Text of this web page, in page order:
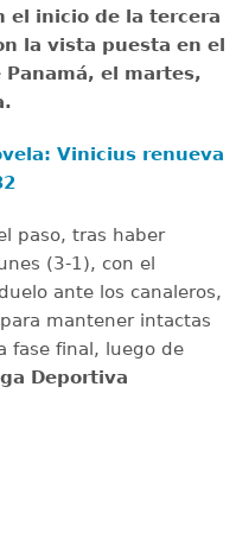
el inicio de la tercera
la vista puesta en el
Panamá, el martes,
Vinicius renueva
paso, tras haber
(3-1), con el
ante los canaleros,
mantener intactas
fase final, luego de
Deportiva